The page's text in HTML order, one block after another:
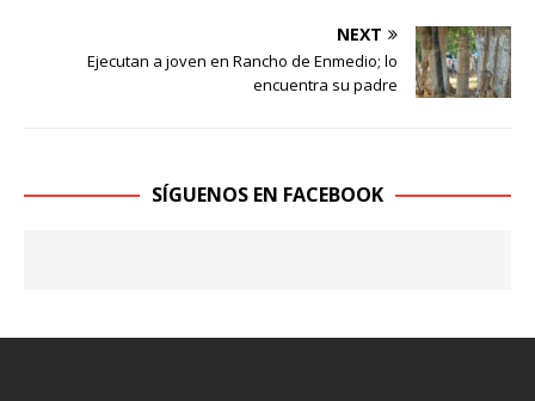
NEXT
Ejecutan a joven en Rancho de Enmedio; lo
encuentra su padre
SÍGUENOS EN FACEBOOK